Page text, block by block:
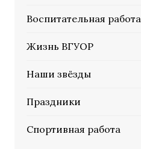
Воспитательная работа
Жизнь ВГУОР
Наши звёзды
Праздники
Спортивная работа